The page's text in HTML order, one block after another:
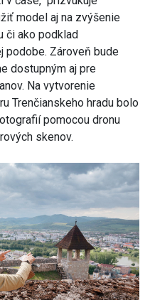
model aj na zvýšenie
či ako podklad
podobe. Zároveň bude
dostupným aj pre
Na vytvorenie
Trenčianskeho hradu bolo
pomocou dronu
skenov.